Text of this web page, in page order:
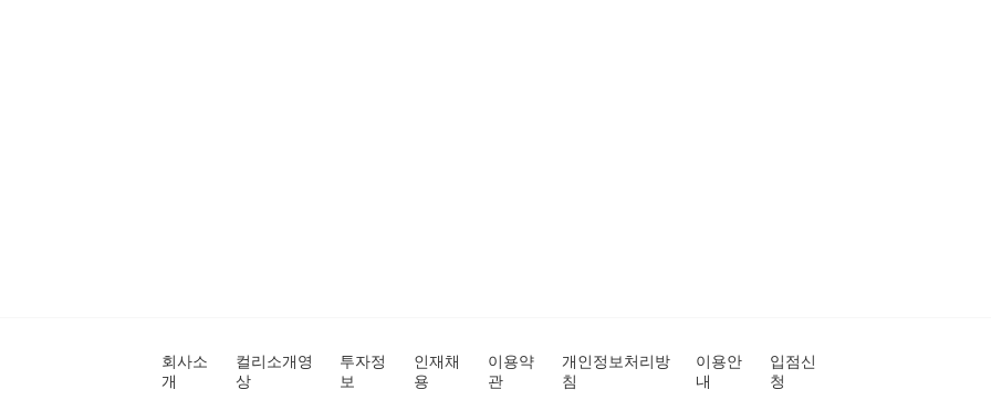
회사소
개
컬리소개영
상
투자정
보
인재채
용
이용약
관
개인정보처리방
침
이용안
내
입점신
청